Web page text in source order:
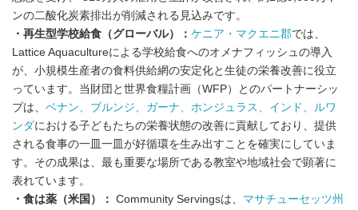
ンの二酸化炭素排出が削減される見込みです。
・再生型学校給食（グローバル）： ケニア・マクエニ郡では、
Lattice Aquacultureによる学校給食へのオメナフィッシュの導入
が、小規模生産者の食料供給網の安定化と生徒の栄養改善に役立
っています。当財団と世界食糧計画（WFP）とのパートナーシッ
プは、 ベナン、ブルンジ、ガーナ、ホンジュラス、インド、ルワ
ンダにおける子どもたちの栄養状態の改善に貢献しており、提供
される食事の一皿一皿が好循環を生み出すことを確実にしていま
す。その成果は、最も重要な場所である教室や地域社会で顕著に
表れています。
・食は薬（米国）： Community Servingsは、 マサチューセッツ州